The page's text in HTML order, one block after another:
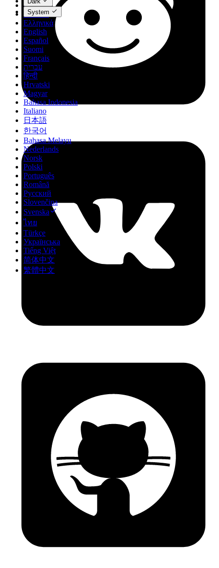
Dansk
Deutsch
Ελληνικά
English
Español
Suomi
Français
עברית
हिन्दी
Hrvatski
Magyar
Bahasa Indonesia
Italiano
日本語
한국어
Bahasa Melayu
Nederlands
Norsk
Polski
Português
Română
Русский
Slovenčina
Svenska
ไทย
Türkçe
Українська
Tiếng Việt
简体中文
繁體中文
System